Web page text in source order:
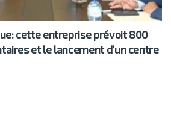
cette entreprise prévoit 800
et le lancement d’un centre